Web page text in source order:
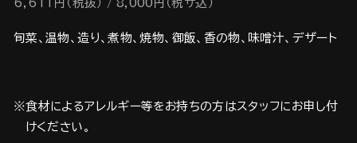
6,611円（税抜） 8,000円（税サ込）
旬菜、温物、造り、煮物、焼物、御飯、香の物、味噌汁、デザート
※食材によるアレルギー等をお持ちの方はスタッフにお申し付
けください。